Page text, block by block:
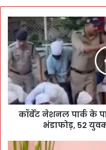
कॉर्बेट नेशनल पार्क के
भंडाफोड़, 52